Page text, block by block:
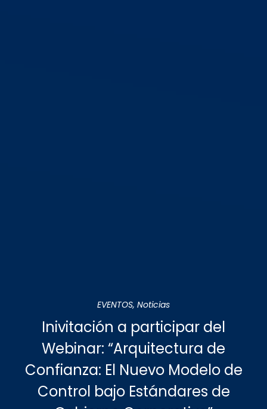
EVENTOS, Noticias
Inivitación a participar del
Webinar: “Arquitectura de
Confianza: El Nuevo Modelo de
Control bajo Estándares de